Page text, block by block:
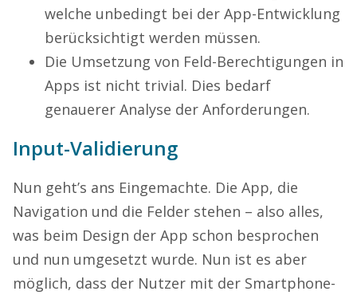
welche unbedingt bei der App-Entwicklung
berücksichtigt werden müssen.
Die Umsetzung von Feld-Berechtigungen in
Apps ist nicht trivial. Dies bedarf
genauerer Analyse der Anforderungen.
Input-Validierung
Nun geht’s ans Eingemachte. Die App, die
Navigation und die Felder stehen – also alles,
was beim Design der App schon besprochen
und nun umgesetzt wurde. Nun ist es aber
möglich, dass der Nutzer mit der Smartphone-